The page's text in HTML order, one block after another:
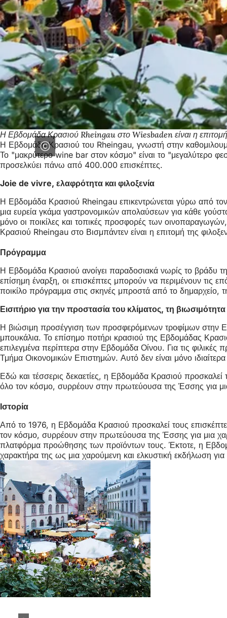
Η Εβδομάδα Κρασιού Rheingau στο Wiesbaden είναι η επιτομή
Η Εβδομάδα Κρασιού του Rheingau, γνωστή στην
Το "μακρύτερο wine bar στον κόσμο" είναι το "μεγαλύτερο
προσελκύει πάνω από 400.000 επισκέπτες.
Joie de vivre, ελαφρότητα και φιλοξενία
Η Εβδομάδα Κρασιού Rheingau επικεντρώνεται γύρω από
μια ευρεία γκάμα γαστρονομικών απολαύσεων για κάθε
μόνο οι ποικίλες και τοπικές προσφορές των
Κρασιού Rheingau στο Βισμπάντεν είναι η επιτομή της
Πρόγραμμα
Η Εβδομάδα Κρασιού ανοίγει παραδοσιακά νωρίς το βράδυ
επίσημη έναρξη, οι επισκέπτες μπορούν να περιμένουν τις
ποικίλο πρόγραμμα στις σκηνές μπροστά από το δημαρχείο,
Εισιτήριο για την προστασία του κλίματος, τη
Η βιώσιμη προσέγγιση των προσφερόμενων τροφίμων στην
μπουκάλια. Το επίσημο ποτήρι κρασιού της Εβδομάδας
επιλεγμένα περίπτερα στην Εβδομάδα Οίνου. Για τις
Τμήμα Οικονομικών Επιστημών. Αυτό δεν είναι μόνο
Εδώ και τέσσερις δεκαετίες, η Εβδομάδα Κρασιού
όλο τον κόσμο, συρρέουν στην πρωτεύουσα της Έσσης για
Ιστορία
Από το 1976, η Εβδομάδα Κρασιού προσκαλεί τους
τον κόσμο, συρρέουν στην πρωτεύουσα της Έσσης για μια
πλατφόρμα προώθησης των προϊόντων τους. Έκτοτε, η
χαρακτήρα της ως μια χαρούμενη και ελκυστική εκδήλωση για